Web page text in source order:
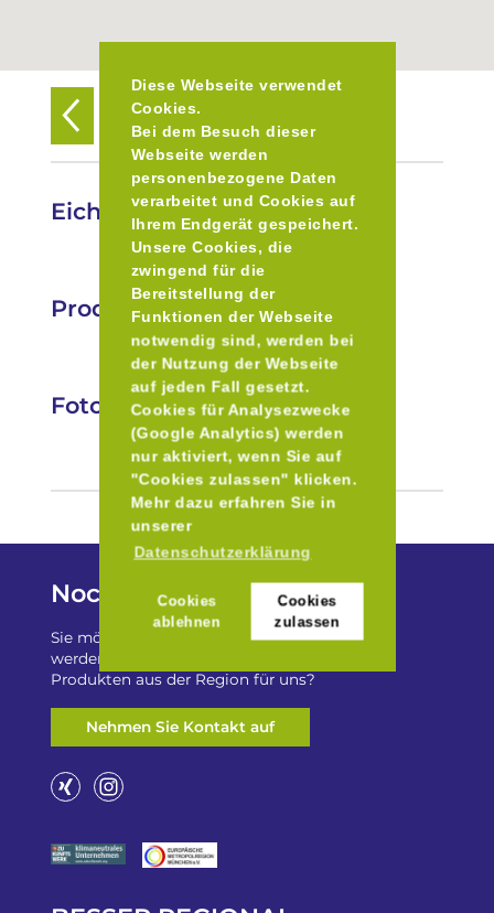
Diese Webseite verwendet
Cookies.
Bei dem Besuch dieser
Webseite werden
personenbezogene Daten
verarbeitet und Cookies auf
Ihrem Endgerät gespeichert.
Unsere Cookies, die
zwingend für die
Bereitstellung der
Funktionen der Webseite
notwendig sind, werden bei
der Nutzung der Webseite
auf jeden Fall gesetzt.
Cookies für Analysezwecke
(Google Analytics) werden
nur aktiviert, wenn Sie auf
"Cookies zulassen" klicken.
Mehr dazu erfahren Sie in
unserer
Datenschutzerklärung
Cookies
ablehnen
Cookies
zulassen
Zurück zur Übersicht
Eichinger Hofladen
Produkte
Fotos
Noch Fragen?
Sie möchten auf „Besser Regional“ gelistet
werden? Oder haben Sie einen Freizeittip zu
Produkten aus der Region für uns?
Nehmen Sie Kontakt auf